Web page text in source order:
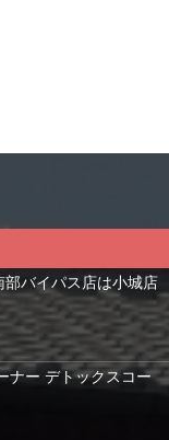
部バイパス店は小城店
ナー デトックスコー